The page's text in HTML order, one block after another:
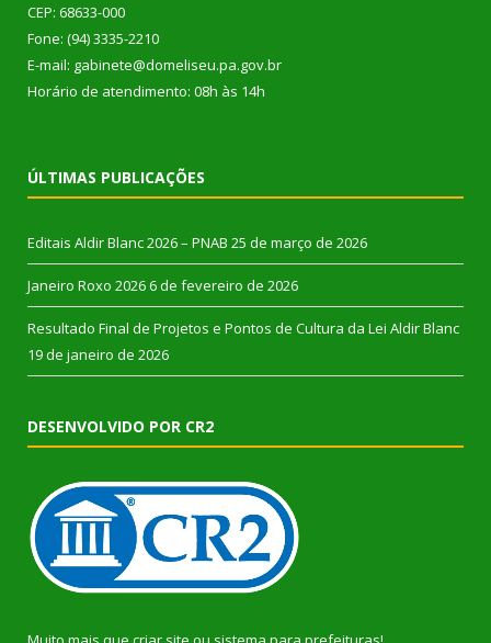
CEP: 68633-000
Fone: (94) 3335-2210
E-mail: gabinete@domeliseu.pa.gov.br
Horário de atendimento: 08h às 14h
ÚLTIMAS PUBLICAÇÕES
Editais Aldir Blanc 2026 – PNAB 25 de março de 2026
Janeiro Roxo 2026 6 de fevereiro de 2026
Resultado Final de Projetos e Pontos de Cultura da Lei Aldir Blanc
19 de janeiro de 2026
DESENVOLVIDO POR CR2